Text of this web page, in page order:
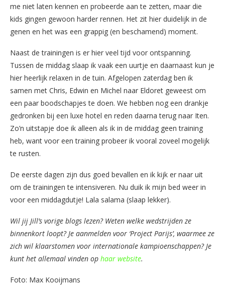
me niet laten kennen en probeerde aan te zetten, maar die
kids gingen gewoon harder rennen. Het zit hier duidelijk in de
genen en het was een grappig (en beschamend) moment.
Naast de trainingen is er hier veel tijd voor ontspanning.
Tussen de middag slaap ik vaak een uurtje en daarnaast kun je
hier heerlijk relaxen in de tuin. Afgelopen zaterdag ben ik
samen met Chris, Edwin en Michel naar Eldoret geweest om
een paar boodschapjes te doen. We hebben nog een drankje
gedronken bij een luxe hotel en reden daarna terug naar Iten.
Zo’n uitstapje doe ik alleen als ik in de middag geen training
heb, want voor een training probeer ik vooral zoveel mogelijk
te rusten.
De eerste dagen zijn dus goed bevallen en ik kijk er naar uit
om de trainingen te intensiveren. Nu duik ik mijn bed weer in
voor een middagdutje! Lala salama (slaap lekker).
Wil jij Jill’s vorige blogs lezen? Weten welke wedstrijden ze
binnenkort loopt? Je aanmelden voor ‘Project Parijs’, waarmee ze
zich wil klaarstomen voor internationale kampioenschappen? Je
kunt het allemaal vinden op haar website.
Foto: Max Kooijmans